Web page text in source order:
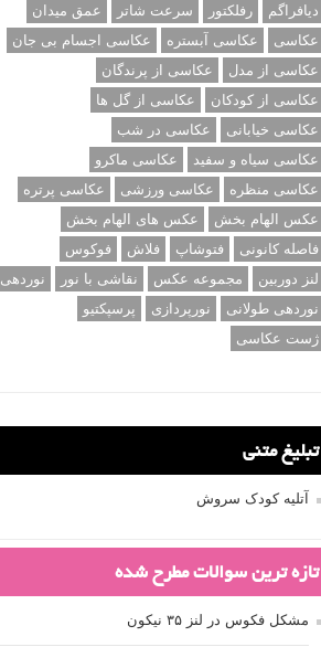
دیافراگم
رفلکتور سرعت شاتر
عمق میدان
عکاسی
عکاسی آبستره
عکاسی اجسام بی جان
عکاسی از مدل
عکاسی از پرندگان
عکاسی از کودکان
عکاسی از گل ها
عکاسی خیابانی
عکاسی در شب
عکاسی سیاه و سفید
عکاسی ماکرو
عکاسی منظره
عکاسی ورزشی
عکاسی پرتره
عکس الهام بخش
عکس های الهام بخش
فاصله کانونی
فتوشاپ فلاش
فوکوس
لنز دوربین
مجموعه عکس نقاشی با نور
نوردهی
نوردهی طولانی
نورپردازی
پرسپکتیو
ژست عکاسی
تبلیغ متنی
آتلیه کودک سروش
تازه ترین سوالات مطرح شده
مشکل فکوس در لنز ۳۵ نیکون